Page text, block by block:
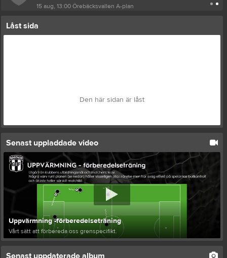
15 aug, 13:00Örebäcksvallen A-plan
Låst sida
Den här sidan är låst
Senast uppladdade video
Uppvärmning -förberedelseträning
Vårt sätt att förbereda oss grenspecifikt.